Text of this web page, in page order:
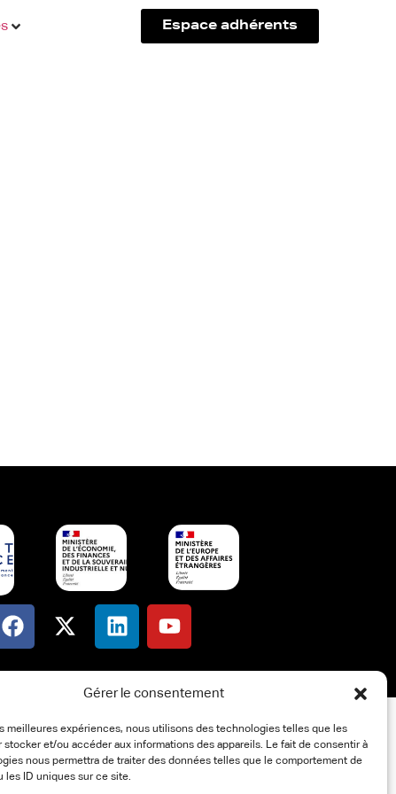
Gérer le consentement
meilleures expériences, nous utilisons des technologies telles que les
stocker et/ou accéder aux informations des appareils. Le fait de consentir à
nous permettra de traiter des données telles que le comportement de
les ID uniques sur ce site.
Espace adhérents